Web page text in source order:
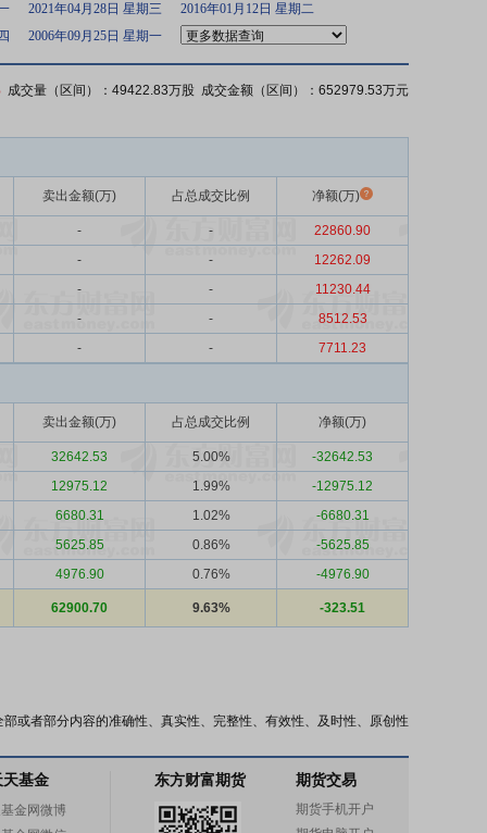
2021年04月28日 星期三
2016年01月12日 星期二
2006年09月25日 星期一
成交量（区间）：49422.83万股 成交金额（区间）：652979.53万元
卖出金额(万) 占总成交比例 净额(万)
- -
22860.90
-
-
12262.09
-
-
11230.44
-
-
8512.53
-
- 7711.23
卖出金额(万) 占总成交比例 净额(万)
32642.53 5.00%
-32642.53
12975.12
1.99%
-12975.12
6680.31
1.02%
-6680.31
5625.85
0.86%
-5625.85
4976.90
0.76% -4976.90
62900.70 9.63% -323.51
或者部分内容的准确性、真实性、完整性、有效性、及时性、原创性